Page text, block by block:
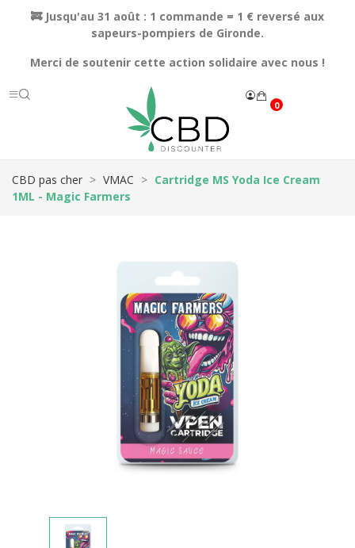
🚒 Jusqu'au 31 août : 1 commande = 1 € reversé aux
sapeurs-pompiers de Gironde.
Merci de soutenir cette action solidaire avec nous !
0
CBD pas cher VMAC
Cartridge MS Yoda Ice Cream
1ML - Magic Farmers